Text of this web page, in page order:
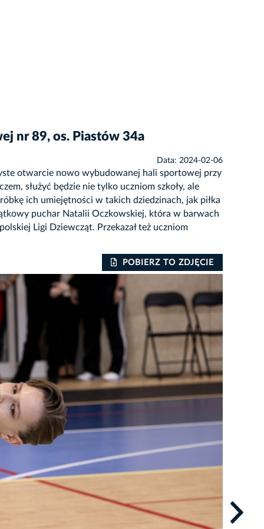
nr 89, os. Piastów 34a
Data: 2024-02-06
otwarcie nowo wybudowanej hali sportowej przy
służyć będzie nie tylko uczniom szkoły, ale
ich umiejętności w takich dziedzinach, jak piłka
puchar Natalii Oczkowskiej, która w barwach
Ligi Dziewcząt. Przekazał też uczniom
POBIERZ TO ZDJĘCIE